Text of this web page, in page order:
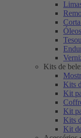
Kits de
Kits
Kit
Kit
Kits
Kit